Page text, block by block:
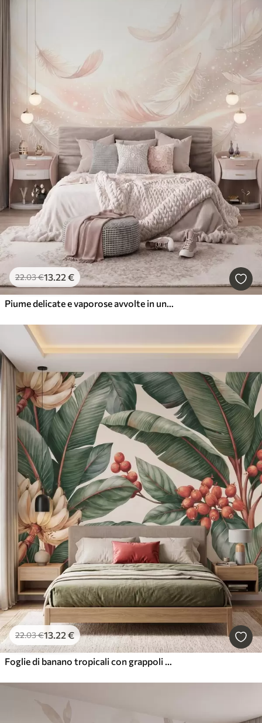
22.03€13.22 €
Piume delicate e vaporose avvolte in una foschia rosa-pesca dai riflessi luccicanti
22.03€13.22 €
Foglie di banano tropicali con grappoli di bacche di caffè rosse, in stile acquerello